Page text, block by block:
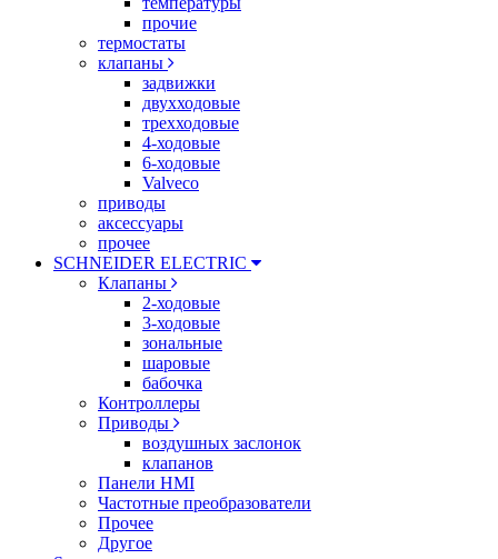
прочие
термостаты
клапаны
задвижки
двухходовые
трехходовые
4-ходовые
6-ходовые
Valveco
приводы
аксессуары
прочее
SCHNEIDER ELECTRIC
Клапаны
2-ходовые
3-ходовые
зональные
шаровые
бабочка
Контроллеры
Приводы
воздушных заслонок
клапанов
Панели HMI
Частотные преобразователи
Прочее
Другое